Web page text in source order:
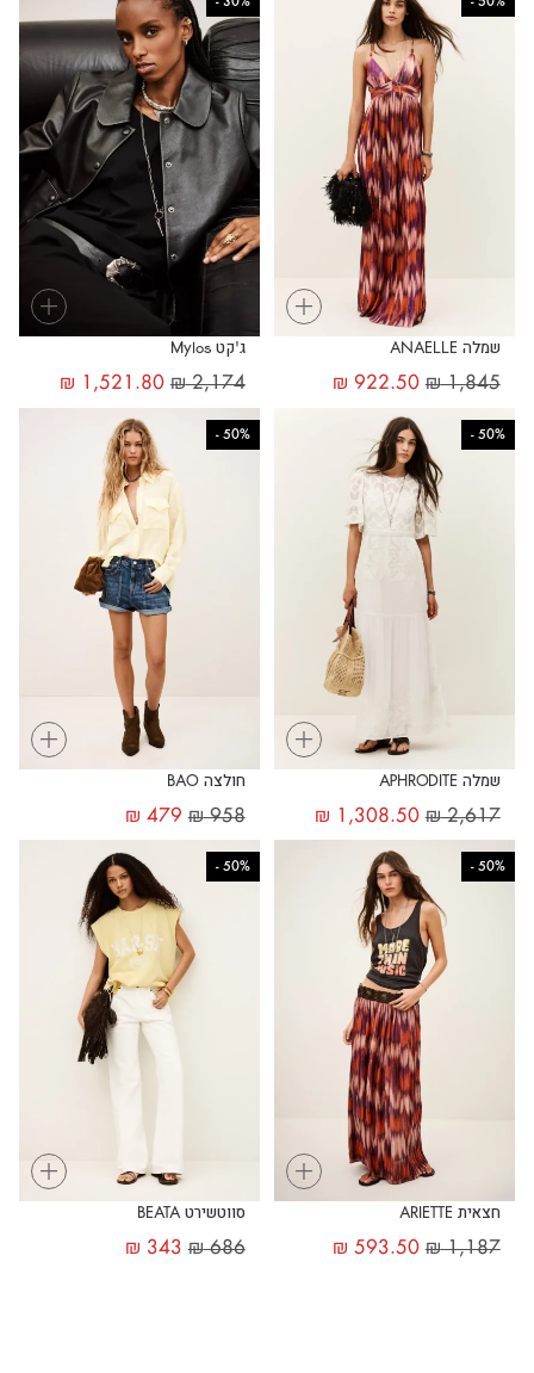
+
שמלה ANAELLE
₪1,845
₪ 922.50
+
ג'קט Mylos
₪2,174
₪ 1,521.80
+
50%
-
שמלה APHRODITE
₪2,617
₪ 1,308.50
+
50%
-
חולצה BAO
₪958
₪ 479
+
50%
-
חצאית ARIETTE
₪1,187
₪ 593.50
+
50%
-
סווטשירט BEATA
₪686
₪ 343